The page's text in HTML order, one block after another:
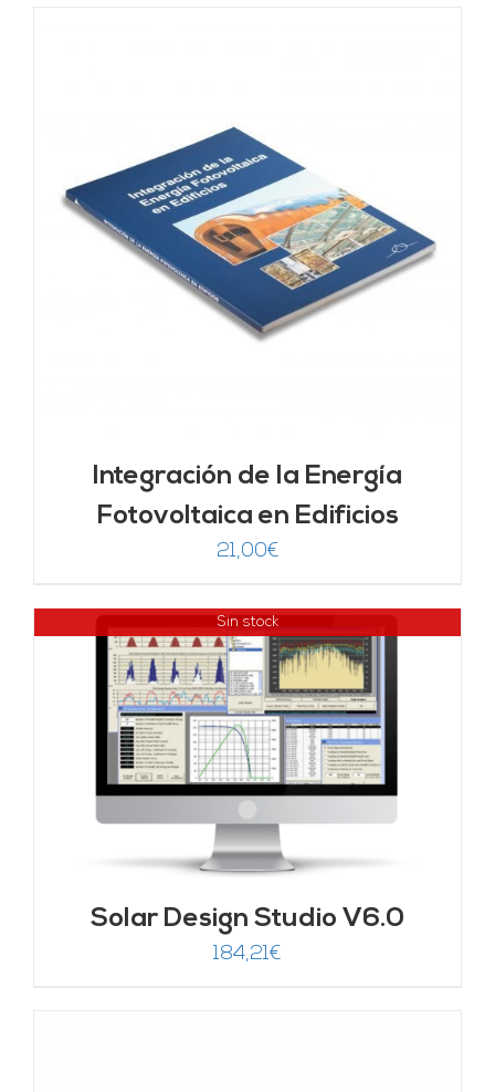
Integración de la Energía
Fotovoltaica en Edificios
21,00€
Sin stock
Solar Design Studio V6.0
184,21€